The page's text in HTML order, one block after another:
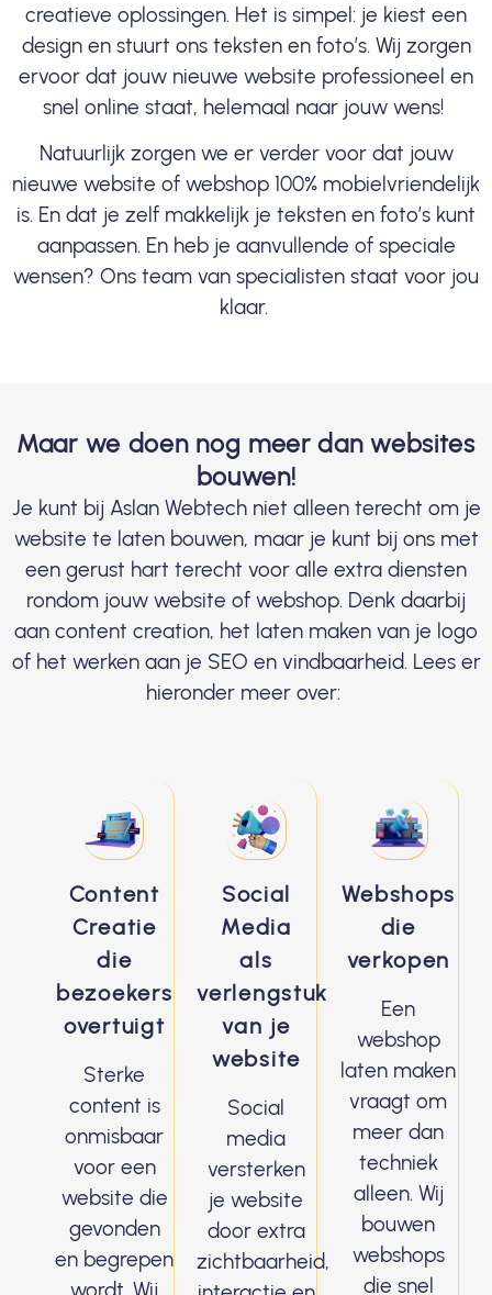
creatieve oplossingen. Het is simpel: je kiest een
design en stuurt ons teksten en foto’s. Wij zorgen
ervoor dat jouw nieuwe website professioneel en
snel online staat, helemaal naar jouw wens!
Natuurlijk zorgen we er verder voor dat jouw
nieuwe website of webshop 100% mobielvriendelijk
is. En dat je zelf makkelijk je teksten en foto’s kunt
aanpassen. En heb je aanvullende of speciale
wensen? Ons team van specialisten staat voor jou
klaar.
Maar we doen nog meer dan websites
bouwen!
Je kunt bij Aslan Webtech niet alleen terecht om je
website te laten bouwen, maar je kunt bij ons met
een gerust hart terecht voor alle extra diensten
rondom jouw website of webshop. Denk daarbij
aan content creation, het laten maken van je logo
of het werken aan je SEO en vindbaarheid. Lees er
hieronder meer over:
Content
Creatie
die
bezoekers
overtuigt
Sterke
content is
onmisbaar
voor een
website die
gevonden
en begrepen
Social
Media
als
verlengstuk
van je
website
Social
media
versterken
je website
door extra
zichtbaarheid,
Webshops
die
verkopen
Een
webshop
laten maken
vraagt om
meer dan
techniek
alleen. Wij
bouwen
webshops
die snel